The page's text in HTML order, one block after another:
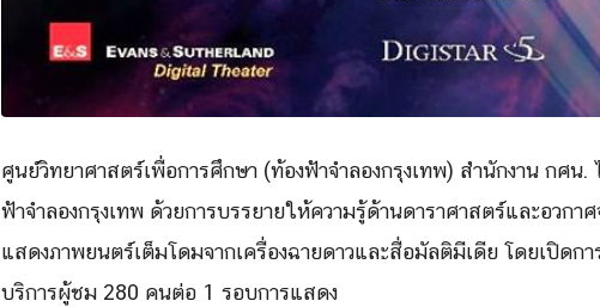
ศูนย์วิทยาศาสตร์เพื่อการศึกษา (ท้องฟ้าจำลองกรุงเทพ) สำนักงาน กศน
ฟ้าจำลองกรุงเทพ ด้วยการบรรยายให้ความรู้ด้านดาราศาสตร์และอวกา
แสดงภาพยนตร์เต็มโดมจากเครื่องฉายดาวและสื่อมัลติมีเดีย โดยเปิดก
บริการผู้ชม 280 คนต่อ 1 รอบการแสดง